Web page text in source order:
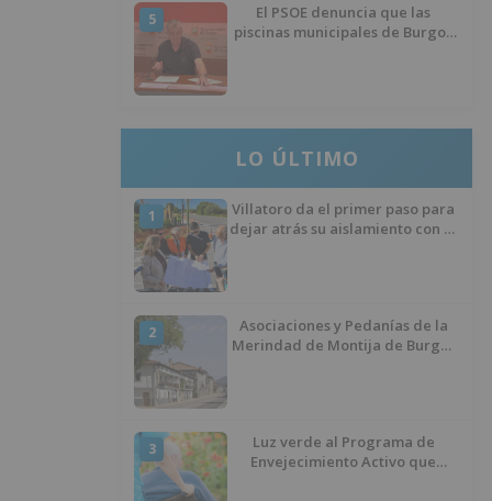
5
El PSOE denuncia que las
piscinas municipales de Burgos
LO ÚLTIMO
1
Villatoro da el primer paso para
dejar atrás su aislamiento con el
2
Asociaciones y Pedanías de la
Merindad de Montija de Burgos
3
Luz verde al Programa de
Envejecimiento Activo que